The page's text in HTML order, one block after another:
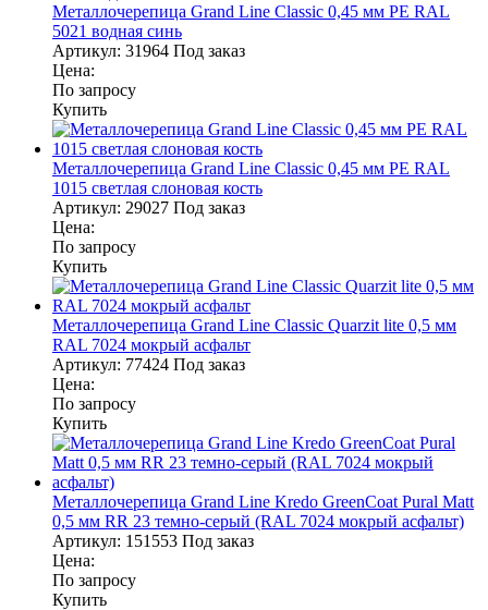
Металлочерепица Grand Line Classic 0,45 мм PE RAL
5021 водная синь
Артикул: 31964 Под заказ
Цена:
По запросу
Купить
Металлочерепица Grand Line Classic 0,45 мм PE RAL
1015 светлая слоновая кость
Артикул: 29027 Под заказ
Цена:
По запросу
Купить
Металлочерепица Grand Line Classic Quarzit lite 0,5 мм
RAL 7024 мокрый асфальт
Артикул: 77424 Под заказ
Цена:
По запросу
Купить
Металлочерепица Grand Line Kredo GreenCoat Pural Matt
0,5 мм RR 23 темно-серый (RAL 7024 мокрый асфальт)
Артикул: 151553 Под заказ
Цена:
По запросу
Купить